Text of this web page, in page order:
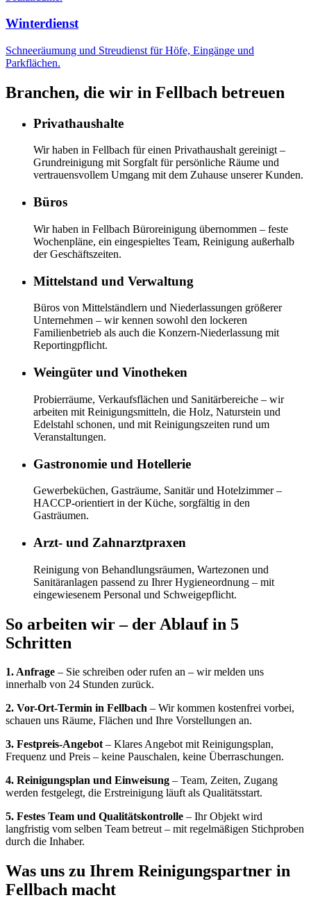
Winterdienst
Schneeräumung und Streudienst für Höfe, Eingänge und
Parkflächen.
Branchen, die wir in Fellbach betreuen
Privathaushalte
Wir haben in Fellbach für einen Privathaushalt gereinigt –
Grundreinigung mit Sorgfalt für persönliche Räume und
vertrauensvollem Umgang mit dem Zuhause unserer Kunden.
Büros
Wir haben in Fellbach Büroreinigung übernommen – feste
Wochenpläne, ein eingespieltes Team, Reinigung außerhalb
der Geschäftszeiten.
Mittelstand und Verwaltung
Büros von Mittelständlern und Niederlassungen größerer
Unternehmen – wir kennen sowohl den lockeren
Familienbetrieb als auch die Konzern-Niederlassung mit
Reportingpflicht.
Weingüter und Vinotheken
Probierräume, Verkaufsflächen und Sanitärbereiche – wir
arbeiten mit Reinigungsmitteln, die Holz, Naturstein und
Edelstahl schonen, und mit Reinigungszeiten rund um
Veranstaltungen.
Gastronomie und Hotellerie
Gewerbeküchen, Gasträume, Sanitär und Hotelzimmer –
HACCP-orientiert in der Küche, sorgfältig in den
Gasträumen.
Arzt- und Zahnarztpraxen
Reinigung von Behandlungsräumen, Wartezonen und
Sanitäranlagen passend zu Ihrer Hygieneordnung – mit
eingewiesenem Personal und Schweigepflicht.
So arbeiten wir – der Ablauf in 5
Schritten
1.Anfrage – Sie schreiben oder rufen an – wir melden uns
innerhalb von 24 Stunden zurück.
2. Vor-Ort-Termin in Fellbach – Wir kommen kostenfrei vorbei,
schauen uns Räume, Flächen und Ihre Vorstellungen an.
3. Festpreis-Angebot– Klares Angebot mit Reinigungsplan,
Frequenz und Preis – keine Pauschalen, keine Überraschungen.
4. Reinigungsplan und Einweisung – Team, Zeiten, Zugang
werden festgelegt, die Erstreinigung läuft als Qualitätsstart.
5. Festes Team und Qualitätskontrolle – Ihr Objekt wird
langfristig vom selben Team betreut – mit regelmäßigen Stichproben
durch die Inhaber.
Was uns zu Ihrem Reinigungspartner in
Fellbach macht